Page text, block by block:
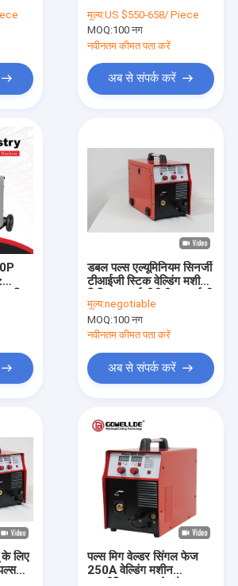
वेल्डिंग मशीन इन्वर्टर एमआईजी
वेल्डर
मूल्य:US $550-658/ Piece
MOQ:100 नग
नवीनतम कीमत पता करें
अब से संपर्क करें
डबल पल्स एल्यूमिनियम सिनर्जी
टीआईजी स्टिक वेल्डिंग मशीन
मूल्य:negotiable
MOQ:100 नग
नवीनतम कीमत पता करें
अब से संपर्क करें
के लिए
पल्स मिग वेल्डर सिंगल फेज
250A वेल्डिंग मशीन